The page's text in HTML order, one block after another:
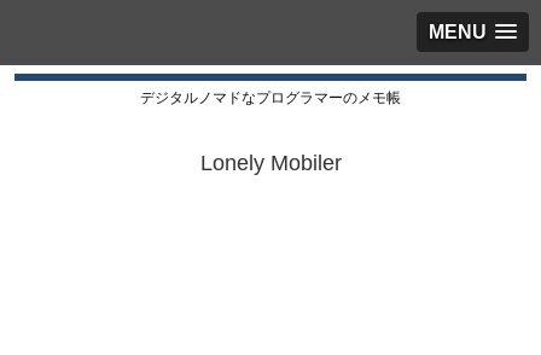
MENU
デジタルノマドなプログラマーのメモ帳
Lonely Mobiler